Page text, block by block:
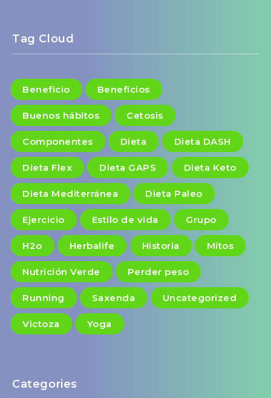
Tag Cloud
Beneficio Beneficios
Buenos hábitos Cetosis
Componentes Dieta Dieta DASH
Dieta Flex Dieta GAPS Dieta Keto
Dieta Mediterránea Dieta Paleo
Ejercicio Estilo de vida Grupo
H2o Herbalife Historia Mitos
Nutrición Verde Perder peso
Running Saxenda Uncategorized
Victoza Yoga
Categories